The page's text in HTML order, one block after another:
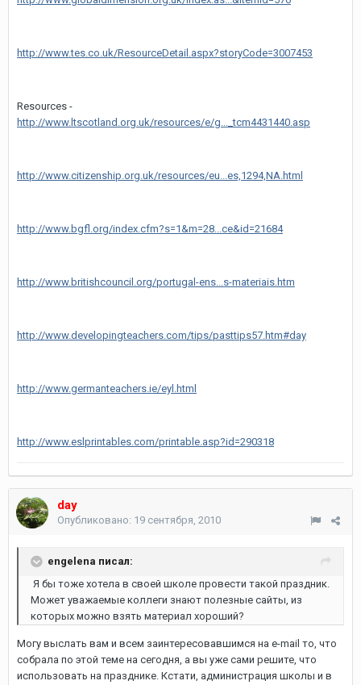
http://www.tes.co.uk/ResourceDetail.aspx?storyCode=3007453
Resources -
http://www.ltscotland.org.uk/resources/e/g..._tcm4431440.asp
http://www.citizenship.org.uk/resources/eu...es,1294,NA.html
http://www.bgfl.org/index.cfm?s=1&m=28...ce&id=21684
http://www.britishcouncil.org/portugal-ens...s-materiais.htm
http://www.developingteachers.com/tips/pasttips57.htm#day
http://www.germanteachers.ie/eyl.html
http://www.eslprintables.com/printable.asp?id=290318
day
Опубликовано: 19 сентября, 2010
engelena писал:
Я бы тоже хотела в своей школе провести такой праздник.
Может уважаемые коллеги знают полезные сайты, из
которых можно взять материал хороший?
Могу выслать вам и всем заинтересовавшимся на e-mail то, что
собрала по этой теме на сегодня, а вы уже сами решите, что
использовать на празднике. Кстати, администрация школы и в